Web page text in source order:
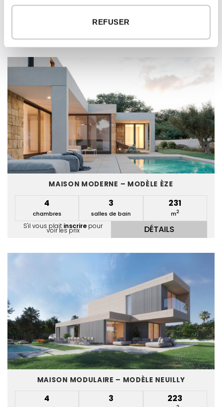
REFUSER
MODÈLES DE MAISON ASSOCIÉS
MAISON MODERNE – MODÈLE ÈZE
4
chambres
3
salles de bain
231
m2
S'il vous plait inscrire pour
voir les prix DÉTAILS
MAISON MODULAIRE – MODÈLE NEUILLY
4 3 223